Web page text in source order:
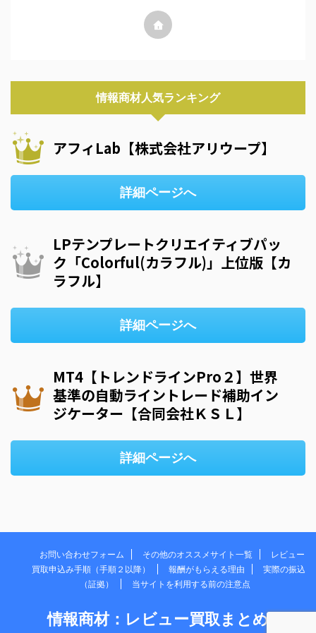
情報商材人気ランキング
アフィLab【株式会社アリウープ】
詳細ページへ
LPテンプレートクリエイティブパッ
ク「Colorful(カラフル)」上位版【カ
ラフル】
詳細ページへ
MT4【トレンドラインPro２】世界
基準の自動ライントレード補助イン
ジケーター【合同会社ＫＳＬ】
詳細ページへ
お問い合わせフォーム その他のオススメサイト一覧
レビュー
買取申込み手順（手順２以降）
報酬がもらえる理由
実際の振込
（証拠）
当サイトを利用する前の注意点
情報商材：レビュー買取まとめ